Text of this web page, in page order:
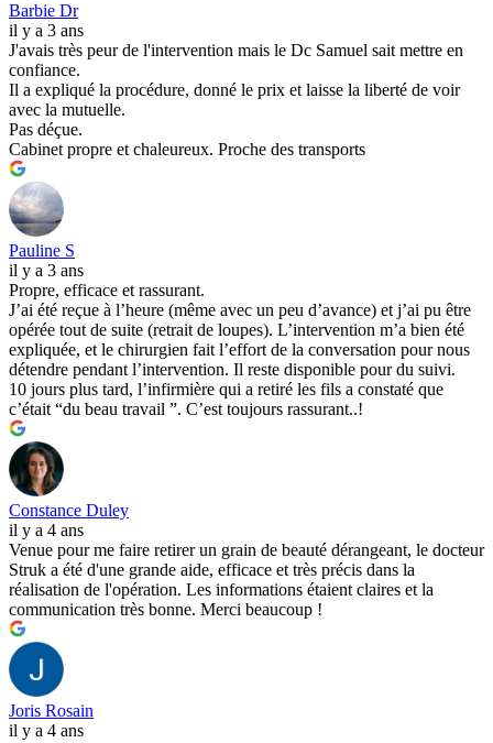
Barbie Dr
il y a 3 ans
J'avais très peur de l'intervention mais le Dc Samuel sait mettre en
confiance.
Il a expliqué la procédure, donné le prix et laisse la liberté de voir
avec la mutuelle.
Pas déçue.
Cabinet propre et chaleureux. Proche des transports
Pauline S
il y a 3 ans
Propre, efficace et rassurant.
J’ai été reçue à l’heure (même avec un peu d’avance) et j’ai pu être
opérée tout de suite (retrait de loupes). L’intervention m’a bien été
expliquée, et le chirurgien fait l’effort de la conversation pour nous
détendre pendant l’intervention. Il reste disponible pour du suivi.
10 jours plus tard, l’infirmière qui a retiré les fils a constaté que
c’était “du beau travail ”. C’est toujours rassurant..!
Constance Duley
il y a 4 ans
Venue pour me faire retirer un grain de beauté dérangeant, le docteur
Struk a été d'une grande aide, efficace et très précis dans la
réalisation de l'opération. Les informations étaient claires et la
communication très bonne. Merci beaucoup !
Joris Rosain
il y a 4 ans